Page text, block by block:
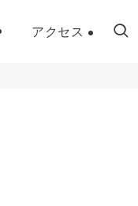
アクセス